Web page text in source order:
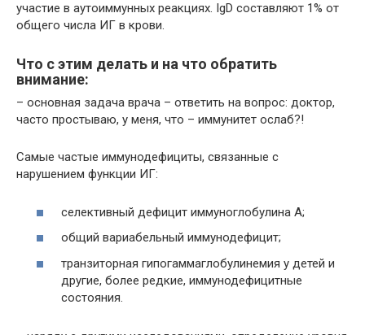
участие в аутоиммунных реакциях. IgD составляют 1% от
общего числа ИГ в крови.
Что с этим делать и на что обратить
внимание:
– основная задача врача – ответить на вопрос: доктор,
часто простываю, у меня, что – иммунитет ослаб?!
Самые частые иммунодефициты, связанные с
нарушением функции ИГ:
селективный дефицит иммуноглобулина А;
общий вариабельный иммунодефицит;
транзиторная гипогаммаглобулинемия у детей и
другие, более редкие, иммунодефицитные
состояния.